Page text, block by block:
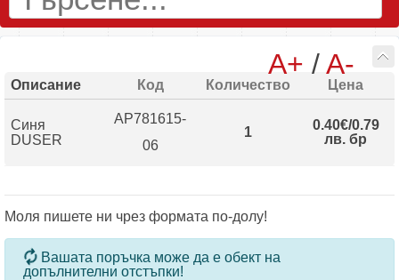
A+ /A-
Описание Код Количество Цена
Синя
DUSER
AP781615-
06
1
0.40€/0.79
лв. бр
Моля пишете ни чрез формата по-долу!
За определени продукти и количества се ползват
Вашата поръчка може да е обект на
допълнителни отстъпки!